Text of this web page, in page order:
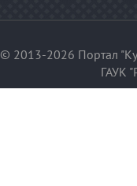
© 2013-2026 Портал
ГАУК